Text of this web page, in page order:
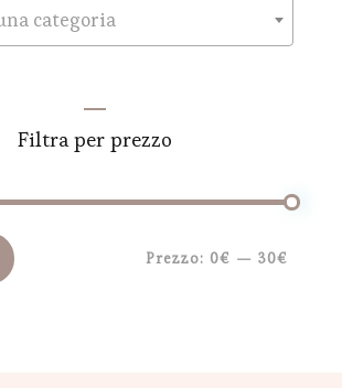
categoria
Filtra per prezzo
Prezzo: 0€ — 30€